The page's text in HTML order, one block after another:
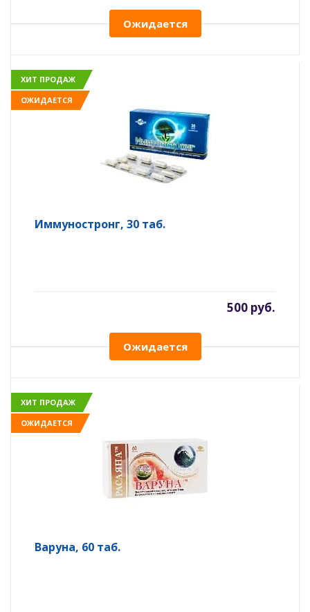
Ожидается
ХИТ ПРОДАЖ
ОЖИДАЕТСЯ
Иммуностронг, 30 таб.
500 руб.
Ожидается
ХИТ ПРОДАЖ
ОЖИДАЕТСЯ
Варуна, 60 таб.